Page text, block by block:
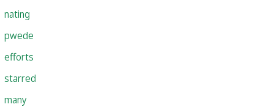
nating
pwede
efforts
starred
many